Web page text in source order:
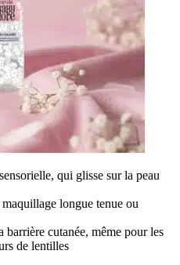
qui glisse sur la peau
longue tenue ou
barrière cutanée, même pour les
de lentilles